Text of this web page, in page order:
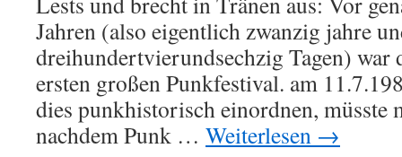
Jahren (also eigentlich zwanzig jahre
dreihundertvierundsechzig Tagen) war
ersten großen Punkfestival. am
dies punkhistorisch einordnen, müsste
nachdem Punk … Weiterlesen →